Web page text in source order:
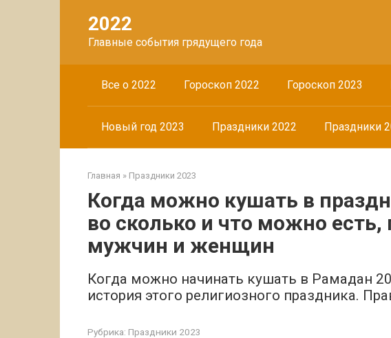
2022
Главные события грядущего года
Все о 2022 Гороскоп 2022 Гороскоп 2023
Новый год 2023 Праздники 2022 Праздники
Главная » Праздники 2023
Когда можно кушать в
во сколько и что можно есть,
мужчин и женщин
Когда можно начинать кушать в Рамадан
история этого религиозного праздника.
Рубрика: Праздники 2023